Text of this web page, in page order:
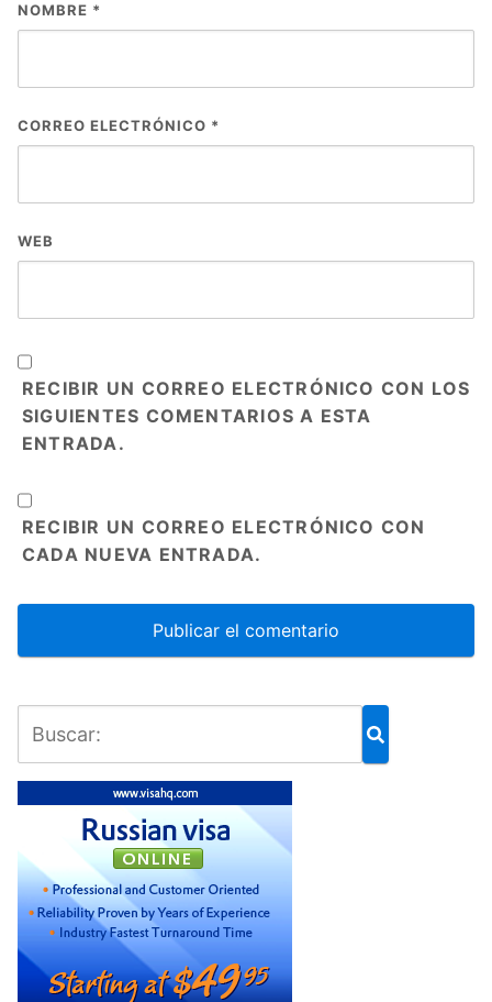
NOMBRE *
CORREO ELECTRÓNICO *
WEB
RECIBIR UN CORREO ELECTRÓNICO CON LOS
SIGUIENTES COMENTARIOS A ESTA
ENTRADA.
RECIBIR UN CORREO ELECTRÓNICO CON
CADA NUEVA ENTRADA.